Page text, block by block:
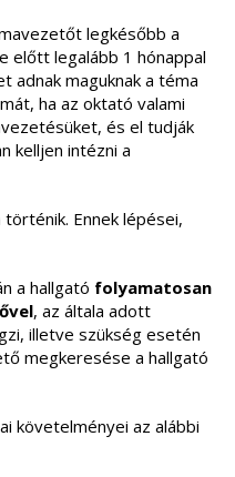
legkésőbb a
előtt legalább 1 hónappal
adnak maguknak a téma
ha az oktató valami
és el tudják
kelljen intézni a
Ennek lépései,
a hallgató folyamatosan
, az általa adott
illetve szükség esetén
megkeresése a hallgató
követelményei az alábbi